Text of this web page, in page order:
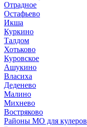
Отрадное
Остафьево
Икша
Куркино
Талдом
Хотьково
Куровское
Ашукино
Власиха
Деденево
Малино
Михнево
Востряково
Районы МО для кулеров